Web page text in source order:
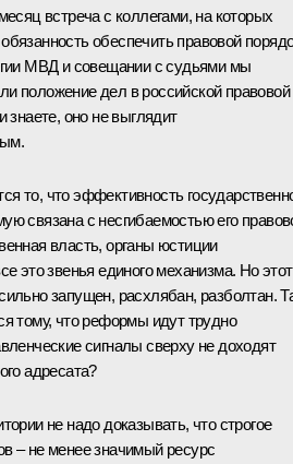
встреча с коллегами, на которых
обеспечить правовой
МВД и совещании с судьями мы
положение дел в российской правовой
знаете, оно не выглядит
то, что эффективность
связана с несгибаемостью его
власть, органы юстиции
это звенья единого механизма. Но этот
запущен, расхлябан, разболтан.
тому, что реформы идут трудно
сигналы сверху не доходят
адресата?
не надо доказывать, что строгое
– не менее значимый ресурс